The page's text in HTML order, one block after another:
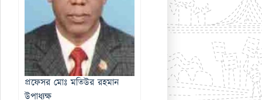
উপাধ্যক্ষ
View Details →
Important Links
Rajshahi Education Board
Directorate of Education